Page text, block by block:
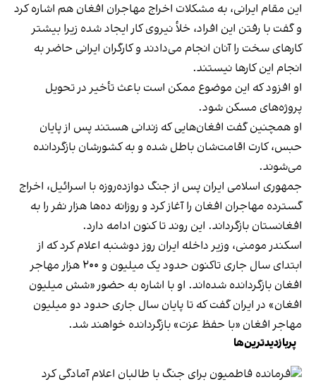
این مقام ایرانی، به مشکلات اخراج مهاجران افغان هم اشاره کرد
و گفت با رفتن این افراد، خلأ نیروی کار ایجاد شده زیرا بیشتر
کارهای سخت را آنان انجام می‌دادند و کارگران ایرانی حاضر به
انجام این کارها نیستند.
او افزود که این موضوع ممکن است باعث تأخیر در تحویل
پروژه‌های مسکن شود.
او همچنین گفت افغان‌هایی که زندانی هستند پس از پایان
حبس، کارت اقامت‌شان باطل شده و به کشورشان بازگردانده
می‌شوند.
جمهوری اسلامی ایران پس از جنگ دوازده‌روزه با اسرائیل، اخراج
گسترده مهاجران افغان را آغاز کرد و روزانه ده‌ها هزار نفر را به
افغانستان بازگرداند. این روند تا کنون ادامه دارد.
اسکندر مومنی، وزیر داخله ایران روز دوشنبه اعلام کرد که از
ابتدای سال جاری تاکنون حدود یک میلیون و ۲۰۰ هزار مهاجر
افغان بازگردانده شده‌اند. او با اشاره به حضور «شش میلیون
افغان» در ایران گفت که تا پایان سال جاری حدود دو میلیون
مهاجر افغان «با حفظ عزت» بازگردانده خواهند شد.
پربازدیدترین‌ها